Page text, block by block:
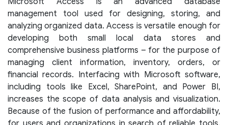
management tool used for designing, storing, and
analyzing organized data. Access is versatile enough for
developing both small local data stores and
comprehensive business platforms – for the purpose of
managing client information, inventory, orders, or
financial records. Interfacing with Microsoft software,
including tools like Excel, SharePoint, and Power BI,
increases the scope of data analysis and visualization.
Because of the fusion of performance and affordability,